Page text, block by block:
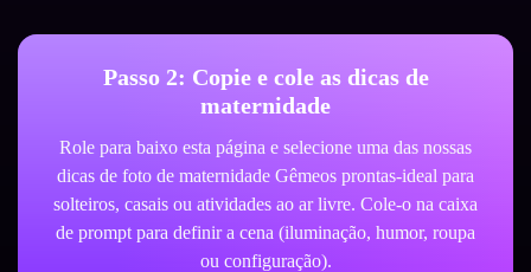
Passo 2: Copie e cole as dicas de
maternidade
Role para baixo esta página e selecione uma das nossas
dicas de foto de maternidade Gêmeos prontas-ideal para
solteiros, casais ou atividades ao ar livre. Cole-o na caixa
de prompt para definir a cena (iluminação, humor, roupa
ou configuração).